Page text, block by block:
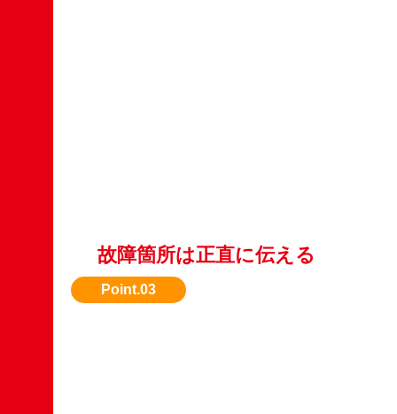
故障箇所は正直に伝える
後から発覚するとトラブルになるため、最初